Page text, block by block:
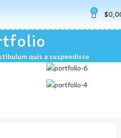
0 $
quis a suspendisse